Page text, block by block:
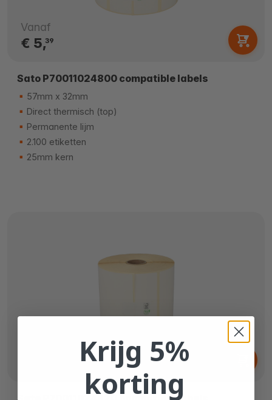
Vanaf
€ 5,39
Sato P70011024800 compatible labels
57mm x 32mm
Direct thermisch (top)
Permanente lijm
2.100 etiketten
25mm kern
Krijg 5%
korting